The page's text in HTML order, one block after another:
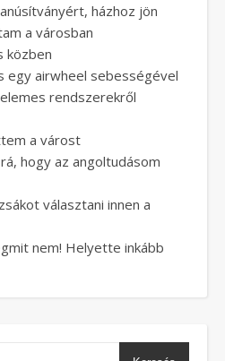
házhoz jön
a városban
közben
egy airwheel sebességével
rendszerekről
a várost
hogy az angoltudásom
választani innen a
nem! Helyette inkább